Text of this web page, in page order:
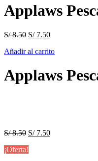
Applaws
S/8.50 El
original
S/ 8.50.
S/7.50El
actual
S/ 7.50.
Añadir al carrito
Applaws
S/8.50 El
original
S/7.50El
¡Oferta!